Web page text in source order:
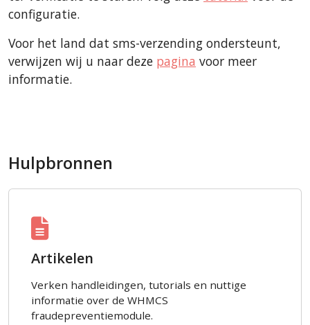
configuratie.
Voor het land dat sms-verzending ondersteunt,
verwijzen wij u naar deze pagina voor meer
informatie.
Hulpbronnen
Artikelen
Verken handleidingen, tutorials en nuttige
informatie over de WHMCS
fraudepreventiemodule.